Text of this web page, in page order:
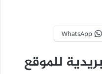
WhatsApp
للموقع